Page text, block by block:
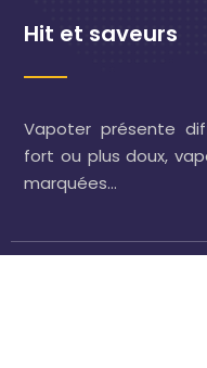
Hit et saveurs
Vapoter présente
fort ou plus doux,
marquées…